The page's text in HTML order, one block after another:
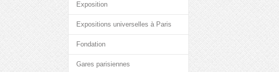
Exposition
Expositions universelles à Paris
Fondation
Gares parisiennes